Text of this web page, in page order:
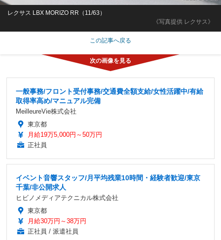
《写真提供 レクサス》
レクサス LBX MORIZO RR（11/63）
この記事へ戻る
一般事務/フロント受付事務/交通費全額支給/女性活躍中/有給
取得率高め/マニュアル完備
MeilleureVie株式会社
東京都
月給19万5,000円～50万円
正社員
イベント音響スタッフ/月平均残業10時間・経験者歓迎/東京
千葉/非公開求人
ヒビノメディアテクニカル株式会社
東京都
月給30万円～38万円
正社員 / 派遣社員